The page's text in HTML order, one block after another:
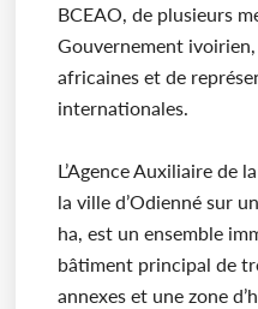
BCEAO, de plusieurs
Gouvernement
africaines et de
internationales.
L’Agence Auxiliaire de
la ville d’Odienné sur
ha, est un ensemble
bâtiment principal de
annexes et une zone